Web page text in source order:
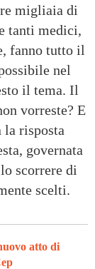
migliaia di
tanti medici,
fanno tutto il
nel
il tema. Il
vorreste? E
la risposta
governata
scorrere di
scelti.
atto di